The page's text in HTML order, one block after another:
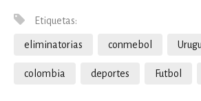
Etiquetas:
eliminatorias conmebol
colombia deportes Futbol